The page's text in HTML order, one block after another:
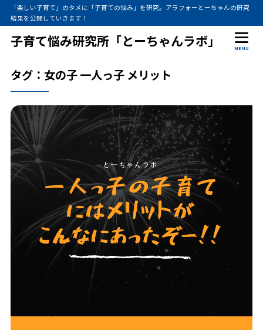
「楽しい子育て」のタメに「子育ての悩み」を研究。アラフォーとーちゃんの研究
結果を公開していきます！
子育て悩み研究所「とーちゃんラボ」 MENU
タグ：女の子 一人っ子 メリット